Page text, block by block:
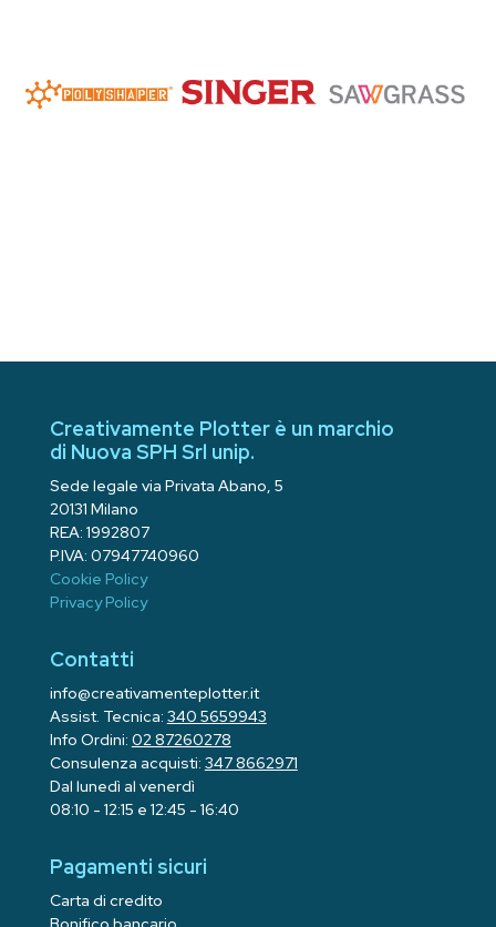
Creativamente Plotter è un marchio
di Nuova SPH Srl unip.
Sede legale via Privata Abano, 5
20131 Milano
REA: 1992807
P.IVA: 07947740960
Cookie Policy
Privacy Policy
Contatti
info@creativamenteplotter.it
Assist. Tecnica: 340 5659943
Info Ordini: 02 87260278
Consulenza acquisti: 347 8662971
Dal lunedì al venerdì
08:10 - 12:15 e 12:45 - 16:40
Pagamenti sicuri
Carta di credito